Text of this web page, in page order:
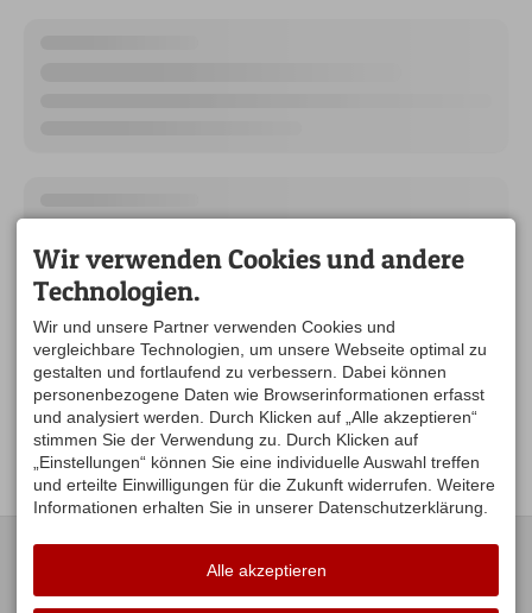
KONTAKT
Hauptstraße 16
UNSERE
ÖFFNUNGSZEITEN:
Wir verwenden Cookies und andere
Technologien.
Wir und unsere Partner verwenden Cookies und
vergleichbare Technologien, um unsere Webseite optimal zu
gestalten und fortlaufend zu verbessern. Dabei können
personenbezogene Daten wie Browserinformationen erfasst
und analysiert werden. Durch Klicken auf „Alle akzeptieren“
stimmen Sie der Verwendung zu. Durch Klicken auf
„Einstellungen“ können Sie eine individuelle Auswahl treffen
und erteilte Einwilligungen für die Zukunft widerrufen. Weitere
Informationen erhalten Sie in unserer Datenschutzerklärung.
Alle akzeptieren